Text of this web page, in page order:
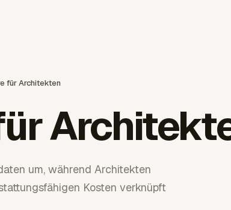
für Architekten
um, während Architekten
Kosten verknüpft